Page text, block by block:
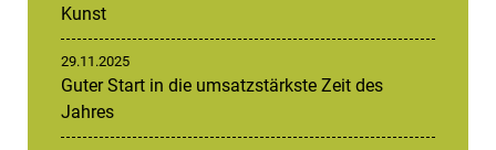
Kunst
29.11.2025
Guter Start in die umsatzstärkste Zeit des
Jahres